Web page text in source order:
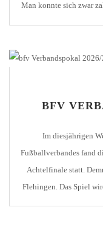
Man konnte sich zwar
BFV
Im diesjährigen
Fußballverbandes fand
Achtelfinale statt.
Flehingen. Das Spiel